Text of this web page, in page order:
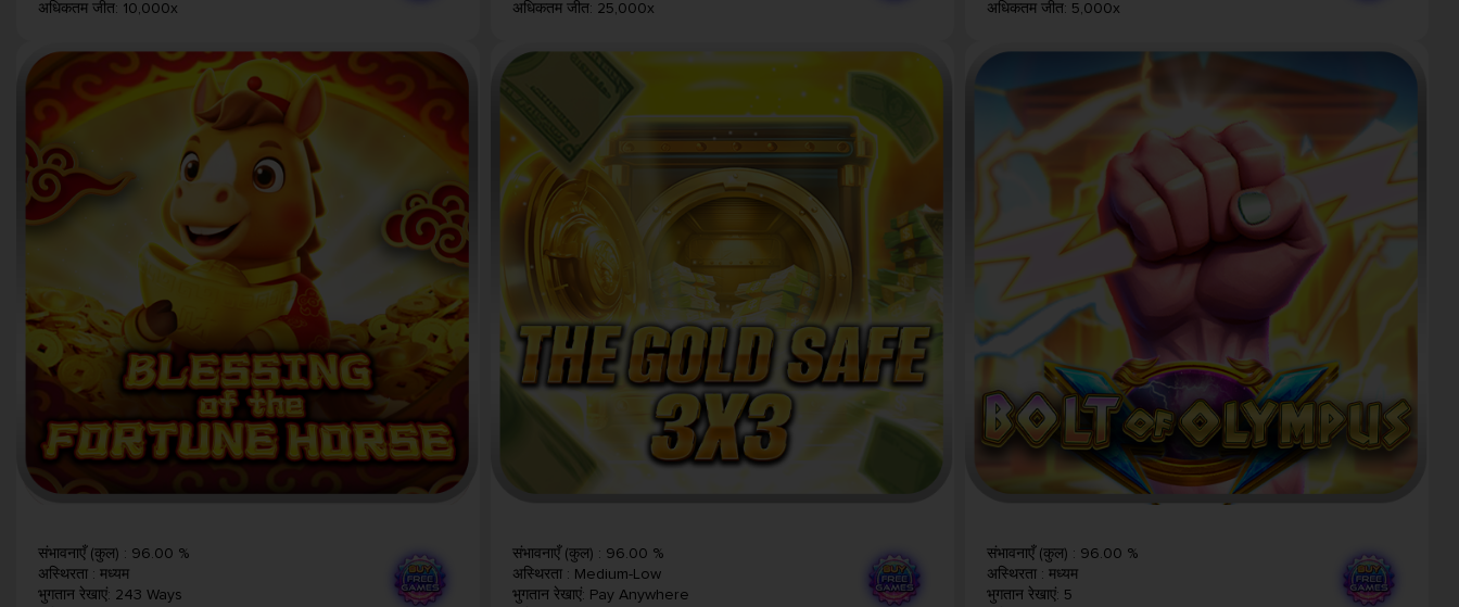
अधिकतम जीत: 10,000x
अधिकतम जीत: 25,000x
अधिकतम जीत: 5,000x
संभावनाएँ (कुल) : 96.00 %
अस्थिरता : मध्यम
भुगतान रेखाएं: 243 Ways
संभावनाएँ (कुल) : 96.00 %
अस्थिरता: Medium-Low
भुगतान रेखाएं: Pay Anywhere
संभावनाएँ (कुल) : 96.00 %
अस्थिरता: मध्यम
भुगतान रेखाएं: 5